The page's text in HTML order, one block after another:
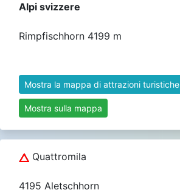
Alpi svizzere
Rimpfischhorn 4199 m
Mostra la mappa di attrazioni turistiche
Mostra sulla mappa
Quattromila
4195 Aletschhorn